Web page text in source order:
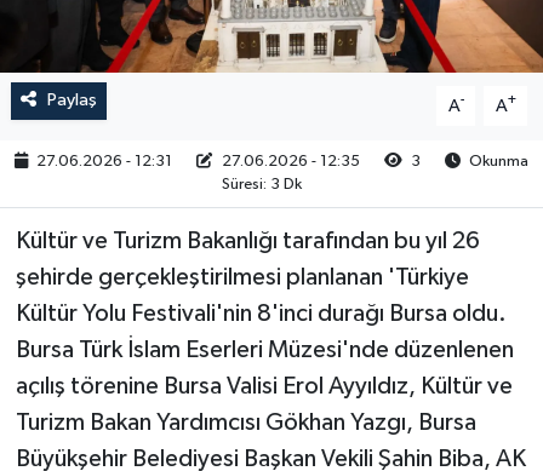
Paylaş A- A+
27.06.2026 - 12:31 27.06.2026 - 12:35 3
Okunma
Süresi: 3 Dk
Kültür ve Turizm Bakanlığı tarafından bu yıl 26
şehirde gerçekleştirilmesi planlanan 'Türkiye
Kültür Yolu Festivali'nin 8'inci durağı Bursa oldu.
Bursa Türk İslam Eserleri Müzesi'nde düzenlenen
açılış törenine Bursa Valisi Erol Ayyıldız, Kültür ve
Turizm Bakan Yardımcısı Gökhan Yazgı, Bursa
Büyükşehir Belediyesi Başkan Vekili Şahin Biba, AK
RESMİ İLAN